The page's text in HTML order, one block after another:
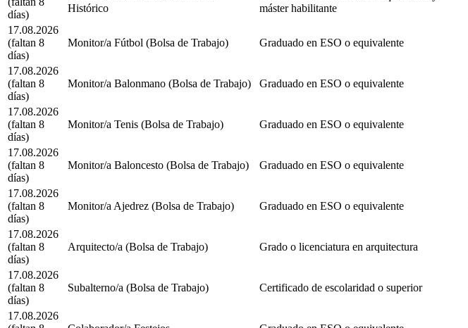
días)
Histórico
máster habilitante
17.08.2026
(faltan 8
días)
Monitor/a Fútbol (Bolsa de Trabajo) Graduado en ESO o equivalente
17.08.2026
(faltan 8
días)
Monitor/a Balonmano (Bolsa de Trabajo) Graduado en ESO o equivalente
17.08.2026
(faltan 8
días)
Monitor/a Tenis (Bolsa de Trabajo) Graduado en ESO o equivalente
17.08.2026
(faltan 8
días)
Monitor/a Baloncesto (Bolsa de Trabajo) Graduado en ESO o equivalente
17.08.2026
(faltan 8
días)
Monitor/a Ajedrez (Bolsa de Trabajo) Graduado en ESO o equivalente
17.08.2026
(faltan 8
días)
Arquitecto/a (Bolsa de Trabajo) Grado o licenciatura en arquitectura
17.08.2026
(faltan 8
días)
Subalterno/a (Bolsa de Trabajo) Certificado de escolaridad o superior
17.08.2026